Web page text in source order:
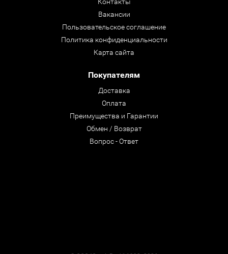
Вакансии
Пользовательское соглашение
Политика конфиденциальности
Карта сайта
Покупателям
Доставка
Оплата
Преимущества и Гарантии
Обмен / Возврат
Вопрос - Ответ